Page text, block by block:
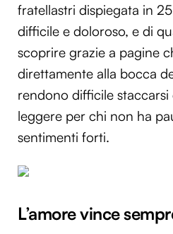
fratellastri dispiegata in
difficile e doloroso, e di
scoprire grazie a pagine
direttamente alla bocca
rendono difficile staccarsi
leggere per chi non ha
sentimenti forti.
L’amore vince